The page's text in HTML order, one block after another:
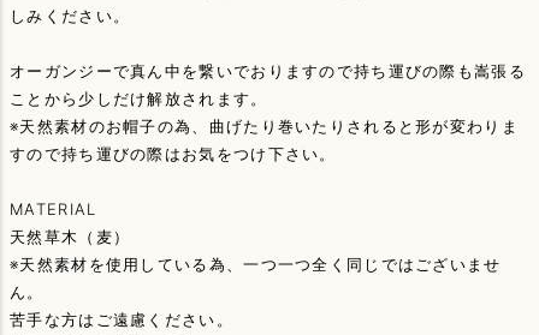
しみください。
オーガンジーで真ん中を繋いでおりますので持ち運びの際も嵩張る
ことから少しだけ解放されます。
※天然素材のお帽子の為、曲げたり巻いたりされると形が変わりま
すので持ち運びの際はお気をつけ下さい。
MATERIAL
天然草木（麦）
※天然素材を使用している為、一つ一つ全く同じではございませ
ん。
苦手な方はご遠慮ください。